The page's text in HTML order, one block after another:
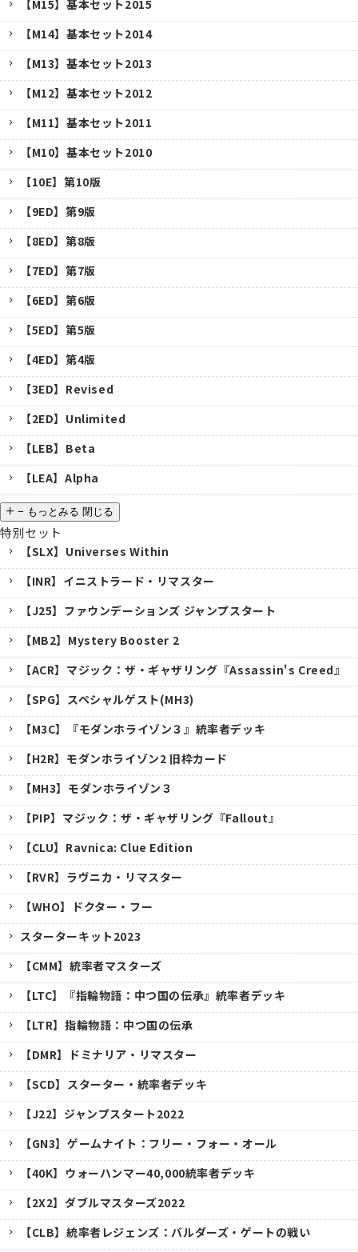
【M15】基本セット2015
【M14】基本セット2014
【M13】基本セット2013
【M12】基本セット2012
【M11】基本セット2011
【M10】基本セット2010
【10E】第10版
【9ED】第9版
【8ED】第8版
【7ED】第7版
【6ED】第6版
【5ED】第5版
【4ED】第4版
【3ED】Revised
【2ED】Unlimited
【LEB】Beta
【LEA】Alpha
− もっとみる 閉じる
特別セット
【SLX】Universes Within
【INR】イニストラード・リマスター
【J25】ファウンデーションズ ジャンプスタート
【MB2】Mystery Booster 2
【ACR】マジック：ザ・ギャザリング『Assassin's Creed』
【SPG】スペシャルゲスト(MH3)
【M3C】『モダンホライゾン３』統率者デッキ
【H2R】モダンホライゾン2 旧枠カード
【MH3】モダンホライゾン３
【PIP】マジック：ザ・ギャザリング『Fallout』
【CLU】Ravnica: Clue Edition
【RVR】ラヴニカ・リマスター
【WHO】ドクター・フー
スターターキット2023
【CMM】統率者マスターズ
【LTC】『指輪物語：中つ国の伝承』統率者デッキ
【LTR】指輪物語：中つ国の伝承
【DMR】ドミナリア・リマスター
【SCD】スターター・統率者デッキ
【J22】ジャンプスタート2022
【GN3】ゲームナイト：フリー・フォー・オール
【40K】ウォーハンマー40,000統率者デッキ
【2X2】ダブルマスターズ2022
【CLB】統率者レジェンズ：バルダーズ・ゲートの戦い